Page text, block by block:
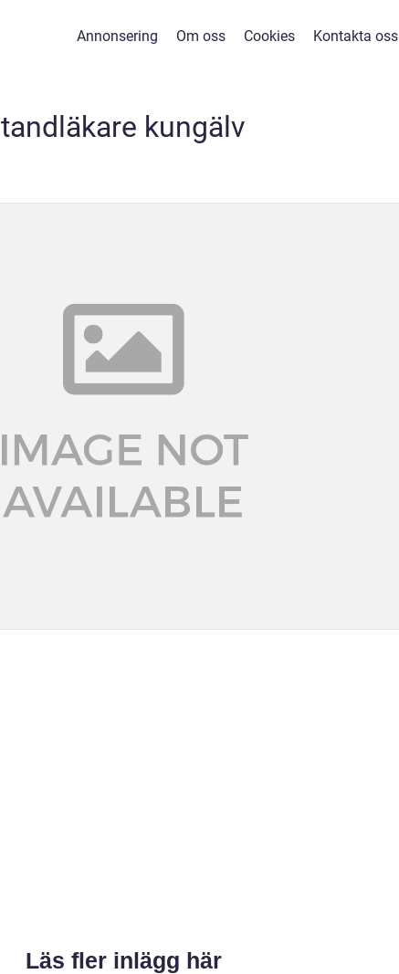
Annonsering Om oss Cookies Kontakta oss
tandläkare kungälv
Läs fler inlägg här